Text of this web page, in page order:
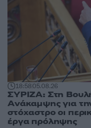
18:5805.08.26
ΣΥΡΙΖΑ: Στη
Ανάκαμψης για
στόχαστρο οι
έργα πρόληψης